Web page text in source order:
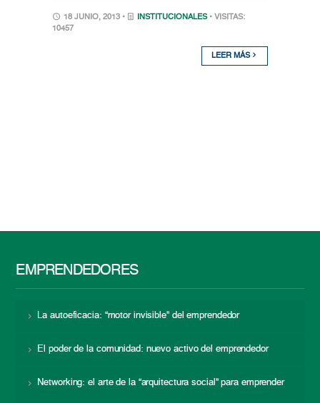
18 JUNIO, 2013 • INSTITUCIONALES • VISITAS:
10457
LEER MÁS
EMPRENDEDORES
La autoeficacia: “motor invisible” del emprendedor
El poder de la comunidad: nuevo activo del emprendedor
Networking: el arte de la “arquitectura social” para emprender